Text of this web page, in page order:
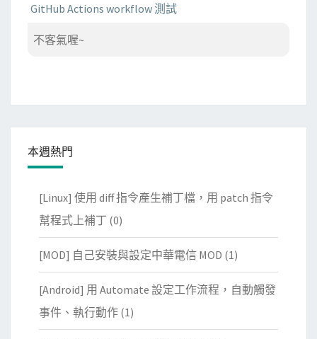
GitHub Actions workflow 測試
不客氣喔~
本週熱門
[Linux] 使用 diff 指令產生補丁檔，用 patch 指令
幫程式上補丁 (0)
[MOD] 自己安裝與設定中華電信 MOD (1)
[Android] 用 Automate 設定工作流程，自動觸發
事件、執行動作 (1)